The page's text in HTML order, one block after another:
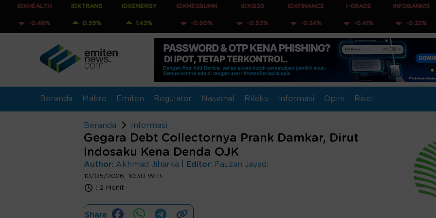
IDXTRANS
0.59%
IDXENERGY
1.43%
IDXMESBUMN
-0.60%
IDXQ30
-0.53%
IDXFINANCE
-0.24%
I-GRADE
-0.41%
INFOBANK15
-0.32%
Beranda Makro Emiten Regulator Nasional Rileks Informasi Opini Riset
Beranda Informasi
Gegara Debt Collectornya Prank Damkar, Dirut
Indosaku Kena Denda OJK
Author: Akhmad Jiharka Editor: Fauzan Jayadi
10/05/2026, 10:30 WIB
: 2 Menit
Share